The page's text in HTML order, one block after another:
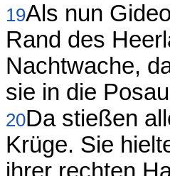
19Als nun
Rand des
Nachtwache,
sie in die
20Da stießen
Krüge. Sie